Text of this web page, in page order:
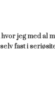
jeg med al
fast i